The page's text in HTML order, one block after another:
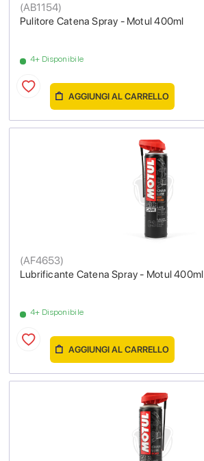
Pulitore Catena Spray - Motul 400ml
(AB1154)
4+ Disponibile
AGGIUNGI AL CARRELLO
Lubrificante Catena Spray - Motul 400ml
(AF4653)
4+ Disponibile
AGGIUNGI AL CARRELLO